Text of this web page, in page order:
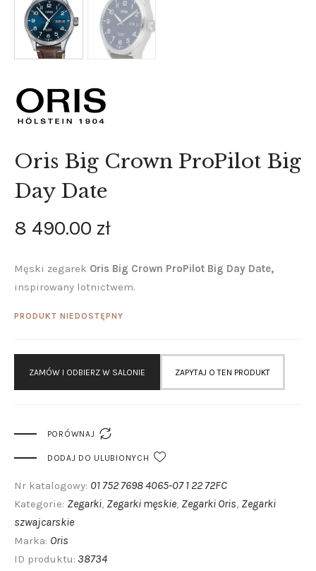
Oris Big Crown ProPilot Big
Day Date
8 490.00 zł
Męski zegarek Oris Big Crown ProPilot Big Day Date,
inspirowany lotnictwem.
PRODUKT NIEDOSTĘPNY
ZAMÓW I ODBIERZ W SALONIE ZAPYTAJ O TEN PRODUKT
PORÓWNAJ 
DODAJ DO ULUBIONYCH
Nr katalogowy: 01 752 7698 4065-07 1 22 72FC
Kategorie: Zegarki, Zegarki męskie, Zegarki Oris, Zegarki
szwajcarskie
Marka: Oris
ID produktu: 38734